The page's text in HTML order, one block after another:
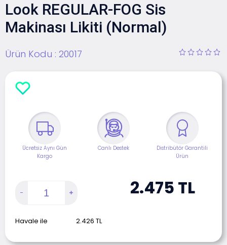
Look REGULAR-FOG Sis
Makinası Likiti (Normal)
Ürün Kodu : 20017
Ücretsiz Aynı Gün
Kargo
Canlı Destek
Distribütör Garantili
Ürün
2.475 TL
Havale ile 2.426 TL